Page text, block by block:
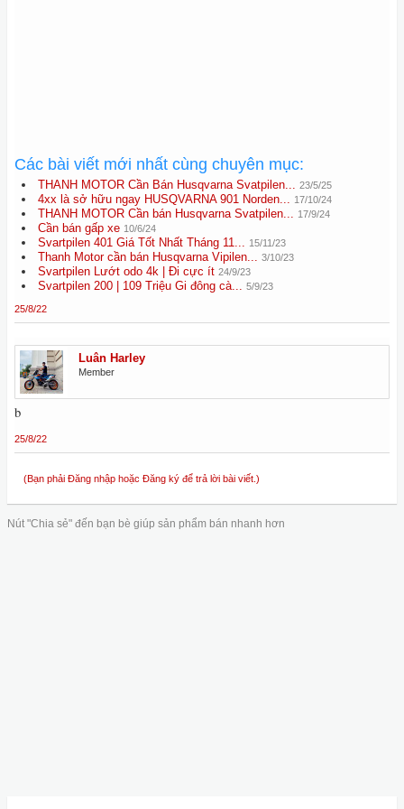
Các bài viết mới nhất cùng chuyên mục:
THANH MOTOR Cần Bán Husqvarna Svatpilen... 23/5/25
4xx là sở hữu ngay HUSQVARNA 901 Norden... 17/10/24
THANH MOTOR Cần bán Husqvarna Svatpilen... 17/9/24
Cần bán gấp xe 10/6/24
Svartpilen 401 Giá Tốt Nhất Tháng 11... 15/11/23
Thanh Motor cần bán Husqvarna Vipilen... 3/10/23
Svartpilen Lướt odo 4k | Đi cực ít 24/9/23
Svartpilen 200 | 109 Triệu Gi đông cà... 5/9/23
25/8/22
Luân Harley
Member
b
25/8/22
(Bạn phải Đăng nhập hoặc Đăng ký để trả lời bài viết.)
Nút "Chia sẻ" đến bạn bè giúp sản phẩm bán nhanh hơn